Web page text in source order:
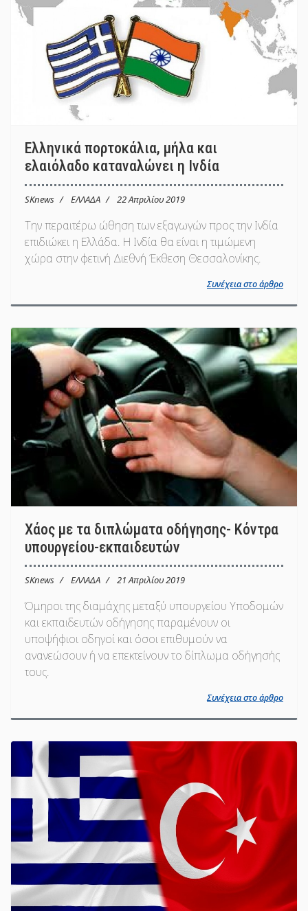
Ελληνικά πορτοκάλια, μήλα και
ελαιόλαδο καταναλώνει η Ινδία
SKnews ΕΛΛΑΔΑ 22 Απριλίου 2019
Την περαιτέρω ώθηση των εξαγωγών προς την Ινδία
επιδιώκει η Ελλάδα. Η Ινδία θα είναι η τιμώμενη
χώρα στην φετινή Διεθνή Έκθεση Θεσσαλονίκης.
Συνέχεια στο άρθρο
Χάος με τα διπλώματα οδήγησης- Κόντρα
υπουργείου-εκπαιδευτών
SKnews ΕΛΛΑΔΑ 21 Απριλίου 2019
Όμηροι της διαμάχης μεταξύ υπουργείου Υποδομών
και εκπαιδευτών οδήγησης παραμένουν οι
υποψήφιοι οδηγοί και όσοι επιθυμούν να
ανανεώσουν ή να επεκτείνουν το δίπλωμα οδήγησής
τους.
Συνέχεια στο άρθρο